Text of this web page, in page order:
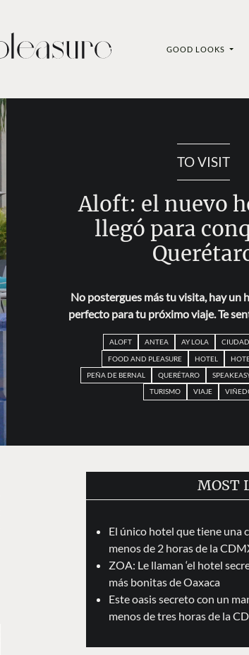
GOOD LOOKS
TO VISIT
Aloft: el nuevo
llegó para
No postergues más tu visita, hay un
perfecto para tu próximo viaje. Te
ALOFT ANTEA AY LOLA CIUDAD
FOOD AND PLEASURE
HOTEL
PEÑA DE BERNAL
QUERÉTARO
TURISMO
VIAJE
MOST
El único hotel que tiene una
menos de 2 horas de la
ZOA: Le llaman ‘el hotel
más bonitas de Oaxaca
Este oasis secreto con un
menos de tres horas de la